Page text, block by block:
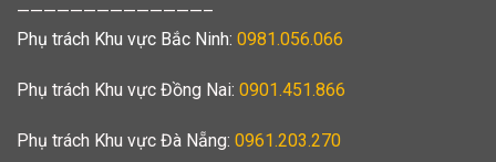
——————————————–
Phụ trách Khu vực Bắc Ninh: 0981.056.066
Phụ trách Khu vực Đồng Nai: 0901.451.866
Phụ trách Khu vực Đà Nẵng: 0961.203.270